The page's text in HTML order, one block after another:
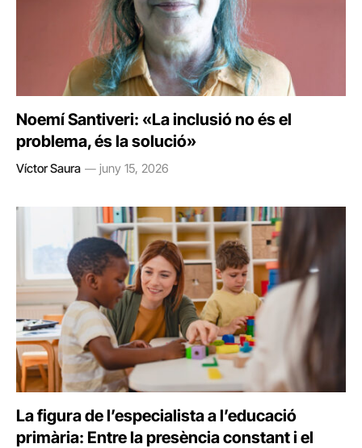
Noemí Santiveri: «La inclusió no és el
problema, és la solució»
Víctor Saura juny 15, 2026
La figura de l’especialista a l’educació
primària: Entre la presència constant i el